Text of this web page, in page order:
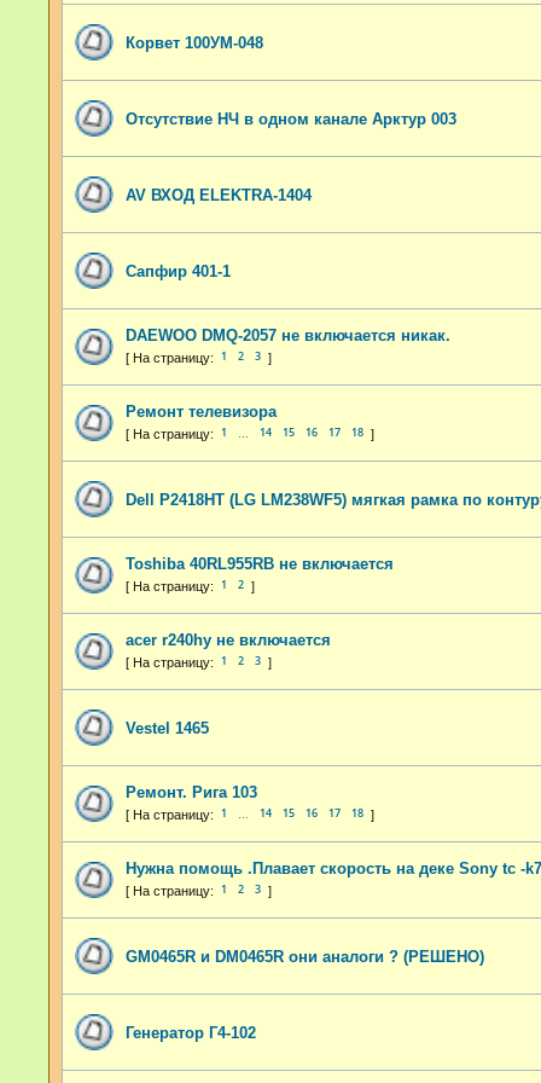
Корвет 100УМ-048
Отсутствие НЧ в одном канале Арктур 003
AV ВХОД ELEKTRA-1404
Сапфир 401-1
DAEWOO DMQ-2057 не включается никак.
1 2 3
Ремонт телевизора
1 14 15 16 17 18
Dell P2418HT (LG LM238WF5) мягкая рамка по
Toshiba 40RL955RB не включается
1 2
acer r240hy не включается
1 2 3
Vestel 1465
Ремонт. Рига 103
1 14 15 16 17 18
Нужна помощь .Плавает скорость на деке Sony tc -
1 2 3
GM0465R и DM0465R они аналоги ? (РЕШЕНО)
Генератор Г4-102